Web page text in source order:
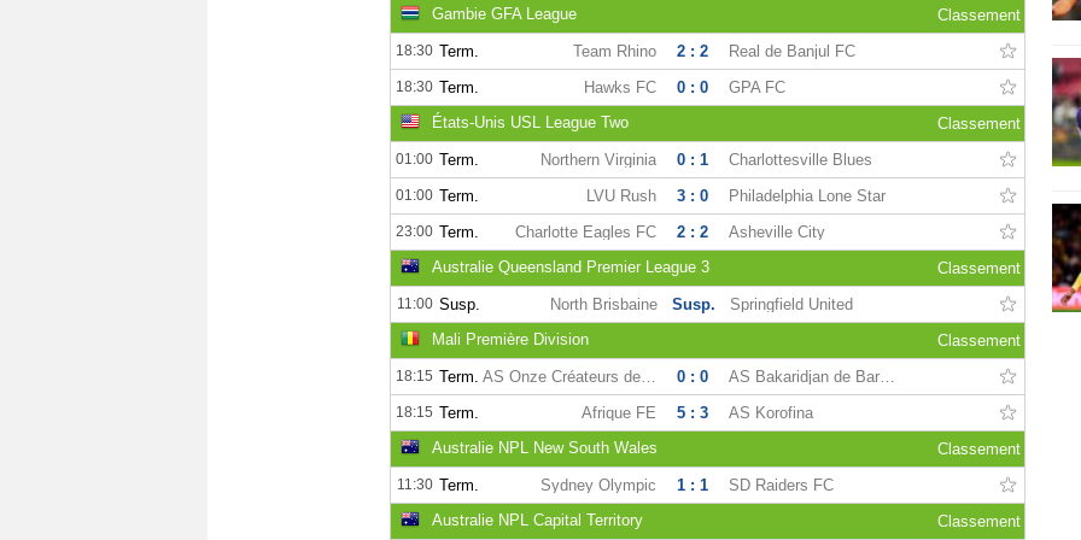
Gambie GFA League Classement
18:30 Term. Team Rhino 2 : 2 Real de Banjul FC
18:30 Term. Hawks FC 0 : 0
GPA FC
États-Unis USL League Two
Classement
01:00 Term. Northern Virginia 0 : 1 Charlottesville Blues
01:00 Term. LVU Rush 3 : 0 Philadelphia Lone Star
23:00 Term. Charlotte Eagles FC 2 : 2
Asheville City
Australie Queensland Premier League 3
Classement
11:00 Susp. North Brisbaine Susp.
Springfield United
Mali Première Division
Classement
18:15 Term. AS Onze Créateurs de Niaréla 0 : 0 AS Bakaridjan de Barouéli
18:15 Term. Afrique FE 5 : 3
AS Korofina
Australie NPL New South Wales
Classement
11:30 Term. Sydney Olympic 1 : 1
SD Raiders FC
Australie NPL Capital Territory
Classement